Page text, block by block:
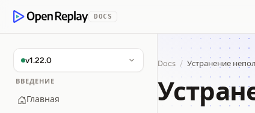
OpenReplay
DOCS
v1.22.0
ВВЕДЕНИЕ
Главная
Docs / Устранение